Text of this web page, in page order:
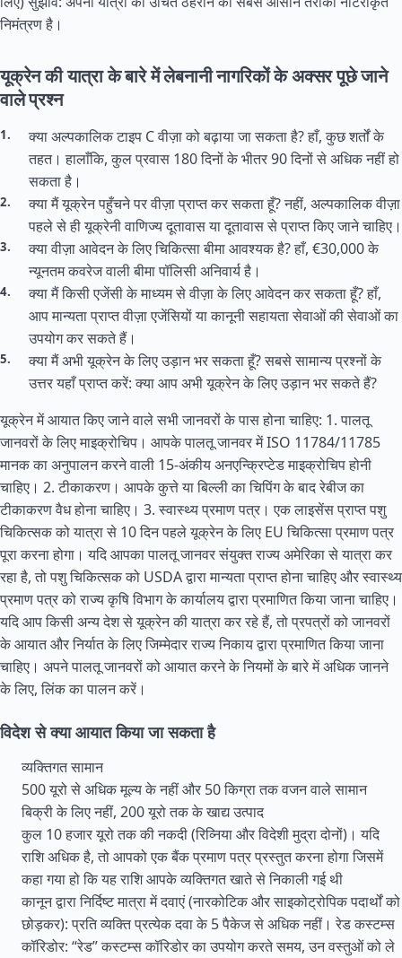
निमंत्रण है।
यूक्रेन की यात्रा के बारे में लेबनानी नागरिकों के अक्सर पूछे जाने
वाले प्रश्न
क्या अल्पकालिक टाइप C वीज़ा को बढ़ाया जा सकता है? हाँ, कुछ शर्तों के
तहत। हालाँकि, कुल प्रवास 180 दिनों के भीतर 90 दिनों से अधिक नहीं हो
सकता है।
क्या मैं यूक्रेन पहुँचने पर वीज़ा प्राप्त कर सकता हूँ? नहीं, अल्पकालिक वीज़ा
पहले से ही यूक्रेनी वाणिज्य दूतावास या दूतावास से प्राप्त किए जाने चाहिए।
क्या वीज़ा आवेदन के लिए चिकित्सा बीमा आवश्यक है? हाँ, €30,000 के
न्यूनतम कवरेज वाली बीमा पॉलिसी अनिवार्य है।
क्या मैं किसी एजेंसी के माध्यम से वीज़ा के लिए आवेदन कर सकता हूँ? हाँ,
आप मान्यता प्राप्त वीज़ा एजेंसियों या कानूनी सहायता सेवाओं की सेवाओं का
उपयोग कर सकते हैं।
क्या मैं अभी यूक्रेन के लिए उड़ान भर सकता हूँ? सबसे सामान्य प्रश्नों के
उत्तर यहाँ प्राप्त करें: क्या आप अभी यूक्रेन के लिए उड़ान भर सकते हैं?
यूक्रेन में आयात किए जाने वाले सभी जानवरों के पास होना चाहिए: 1. पालतू
जानवरों के लिए माइक्रोचिप। आपके पालतू जानवर में ISO 11784/11785
मानक का अनुपालन करने वाली 15-अंकीय अनएन्क्रिप्टेड माइक्रोचिप होनी
चाहिए। 2. टीकाकरण। आपके कुत्ते या बिल्ली का चिपिंग के बाद रेबीज का
टीकाकरण वैध होना चाहिए। 3. स्वास्थ्य प्रमाण पत्र। एक लाइसेंस प्राप्त पशु
चिकित्सक को यात्रा से 10 दिन पहले यूक्रेन के लिए EU चिकित्सा प्रमाण पत्र
पूरा करना होगा। यदि आपका पालतू जानवरसंयुक्त राज्यअमेरिका से यात्रा कर
रहा है, तो पशु चिकित्सक को USDA द्वारा मान्यता प्राप्त होना चाहिए और स्वास्थ्य
प्रमाण पत्र को राज्य कृषि विभाग के कार्यालय द्वारा प्रमाणित किया जाना चाहिए।
यदि आप किसी अन्य देश से यूक्रेन की यात्रा कर रहे हैं, तो प्रपत्रों को जानवरों
के आयात और निर्यात के लिए जिम्मेदार राज्य निकाय द्वारा प्रमाणित किया जाना
चाहिए। अपने पालतू जानवरों को आयात करने के नियमों के बारे में अधिक जानने
के लिए, लिंक का पालन करें।
विदेश से क्या आयात किया जा सकता है
व्यक्तिगत सामान
500 यूरो से अधिक मूल्य के नहीं और 50 किग्रा तक वजन वाले सामान
बिक्री के लिए नहीं, 200 यूरो तक के खाद्य उत्पाद
कुल 10 हजार यूरो तक की नकदी (रिव्निया और विदेशी मुद्रा दोनों)। यदि
राशि अधिक है, तो आपको एक बैंक प्रमाण पत्र प्रस्तुत करना होगा जिसमें
कहा गया हो कि यह राशि आपके व्यक्तिगत खाते से निकाली गई थी
कानून द्वारा निर्दिष्ट मात्रा में दवाएं (नारकोटिक और साइकोट्रोपिक पदार्थों को
छोड़कर): प्रति व्यक्ति प्रत्येक दवा के 5 पैकेज से अधिक नहीं। रेड कस्टम्स
कॉरिडोर: “रेड” कस्टम्स कॉरिडोर का उपयोग करते समय, उन वस्तुओं को ले